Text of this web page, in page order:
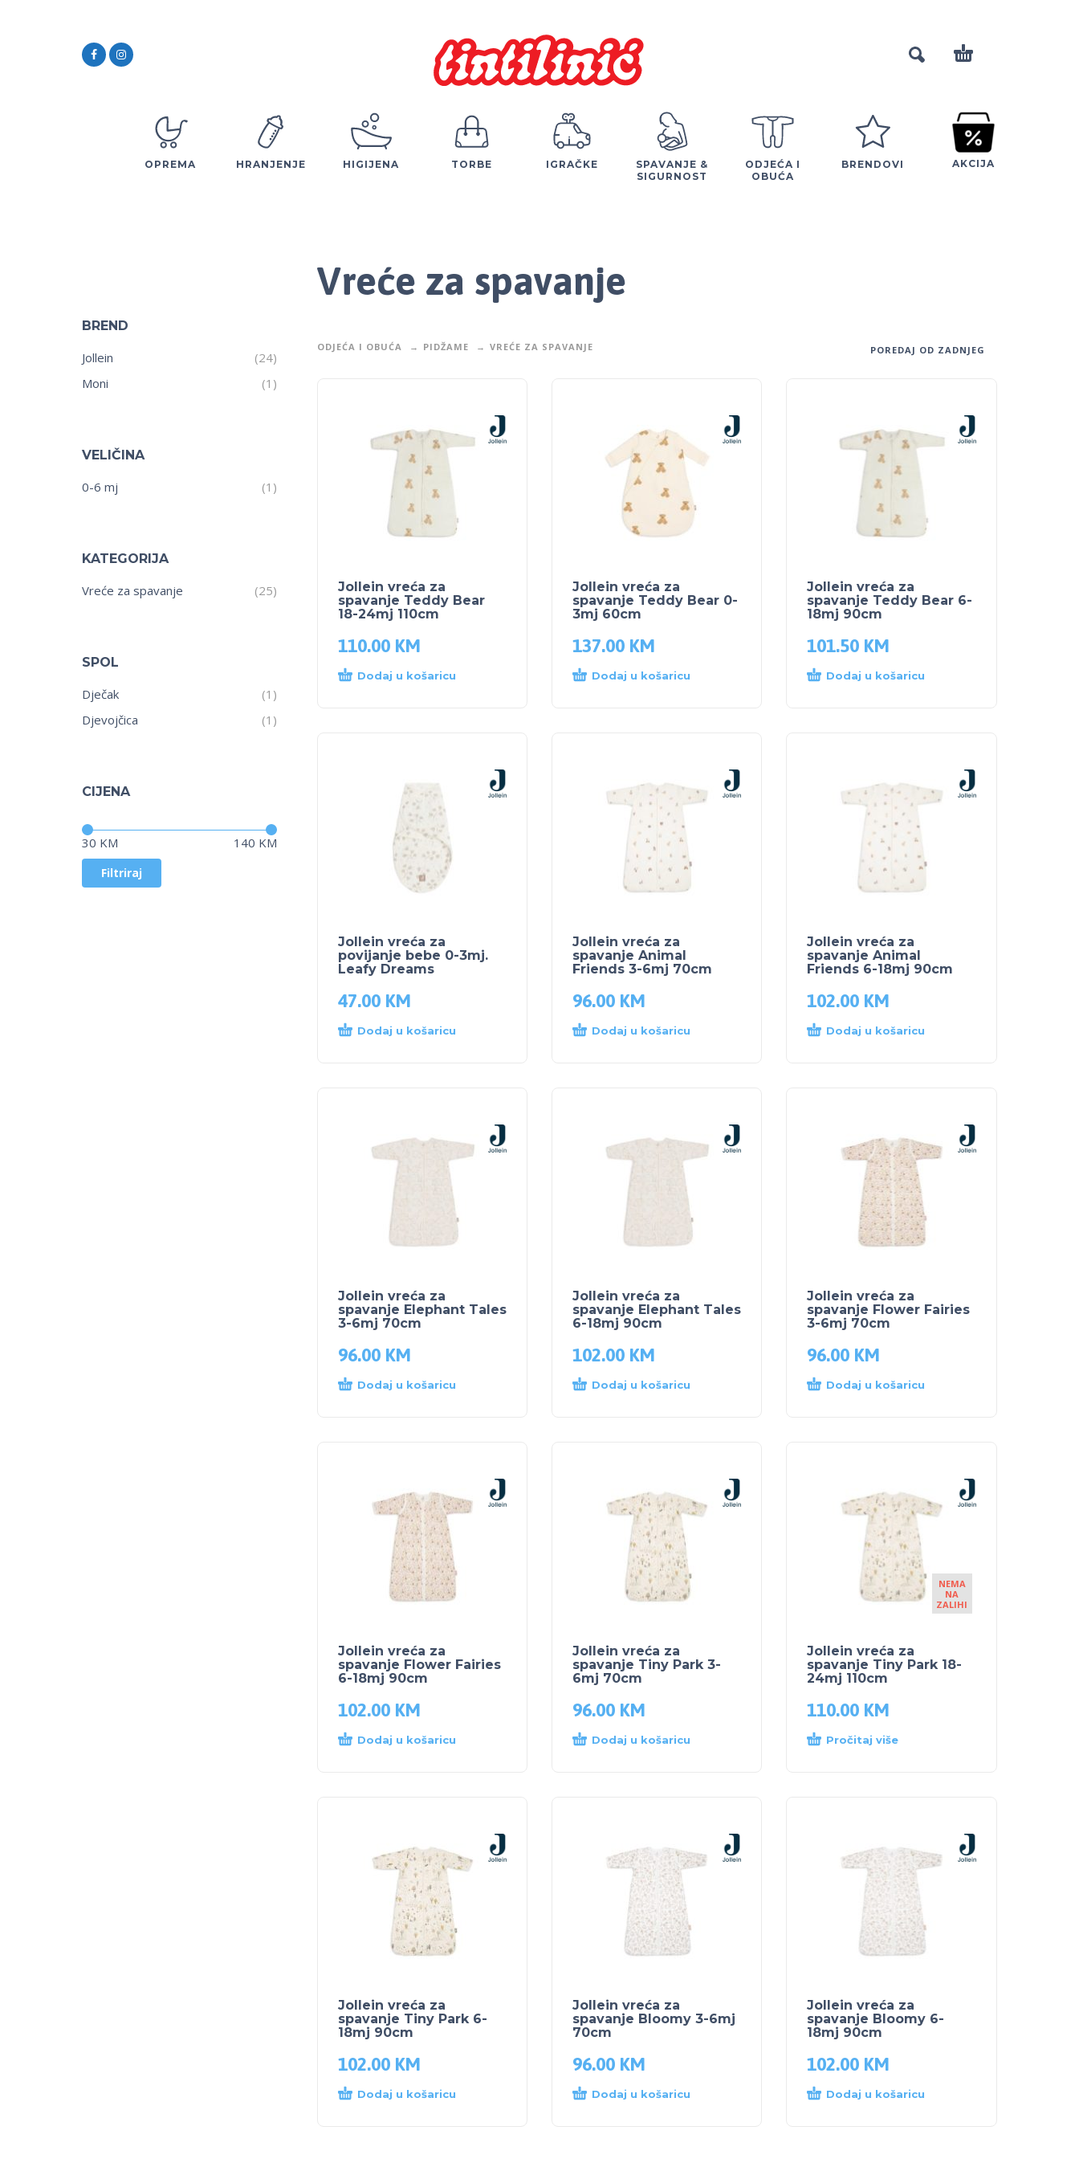
OPREMA HRANJENJE HIGIJENA TORBE IGRAČKE
SPAVANJE &
SIGURNOST
ODJEĆA I
OBUĆA
BRENDOVI AKCIJA
BREND
Jollein
(24)
Moni
(1)
VELIČINA
0-6 mj (1)
KATEGORIJA
Vreće za spavanje (25)
SPOL
Dječak
(1)
Djevojčica
(1)
CIJENA
Filtriraj
30 KM 140 KM
Vreće za spavanje
ODJEĆA I OBUĆA PIDŽAME VREĆE ZA SPAVANJE POREDAJ OD ZADNJEG
Jollein vreća za
spavanje Teddy Bear
18-24mj 110cm
110.00 KM
Dodaj u košaricu
Jollein vreća za
spavanje Teddy Bear 0-
3mj 60cm
137.00 KM
Dodaj u košaricu
Jollein vreća za
spavanje Teddy Bear 6-
18mj 90cm
101.50 KM
Dodaj u košaricu
Jollein vreća za
povijanje bebe 0-3mj.
Leafy Dreams
47.00 KM
Dodaj u košaricu
Jollein vreća za
spavanje Animal
Friends 3-6mj 70cm
96.00 KM
Dodaj u košaricu
Jollein vreća za
spavanje Animal
Friends 6-18mj 90cm
102.00 KM
Dodaj u košaricu
Jollein vreća za
spavanje Elephant Tales
3-6mj 70cm
96.00 KM
Dodaj u košaricu
Jollein vreća za
spavanje Elephant Tales
6-18mj 90cm
102.00 KM
Dodaj u košaricu
Jollein vreća za
spavanje Flower Fairies
3-6mj 70cm
96.00 KM
Dodaj u košaricu
Jollein vreća za
spavanje Flower Fairies
6-18mj 90cm
102.00 KM
Dodaj u košaricu
Jollein vreća za
spavanje Tiny Park 3-
6mj 70cm
96.00 KM
Dodaj u košaricu
NEMA
NA
ZALIHI
Jollein vreća za
spavanje Tiny Park 18-
24mj 110cm
110.00 KM
Pročitaj više
Jollein vreća za
spavanje Tiny Park 6-
18mj 90cm
102.00 KM
Dodaj u košaricu
Jollein vreća za
spavanje Bloomy 3-6mj
70cm
96.00 KM
Dodaj u košaricu
Jollein vreća za
spavanje Bloomy 6-
18mj 90cm
102.00 KM
Dodaj u košaricu